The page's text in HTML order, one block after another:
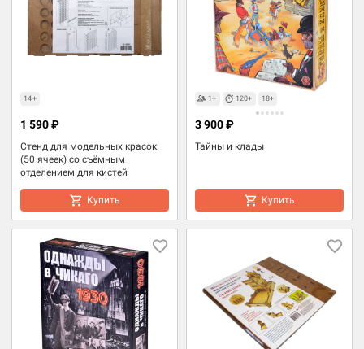
14+
Стенд для модельных красок
(50 ячеек) со съёмным
отделением для кистей
1 590 ₽
Купить
1+ 120+ 18+
Тайны и клады
3 900 ₽
Купить